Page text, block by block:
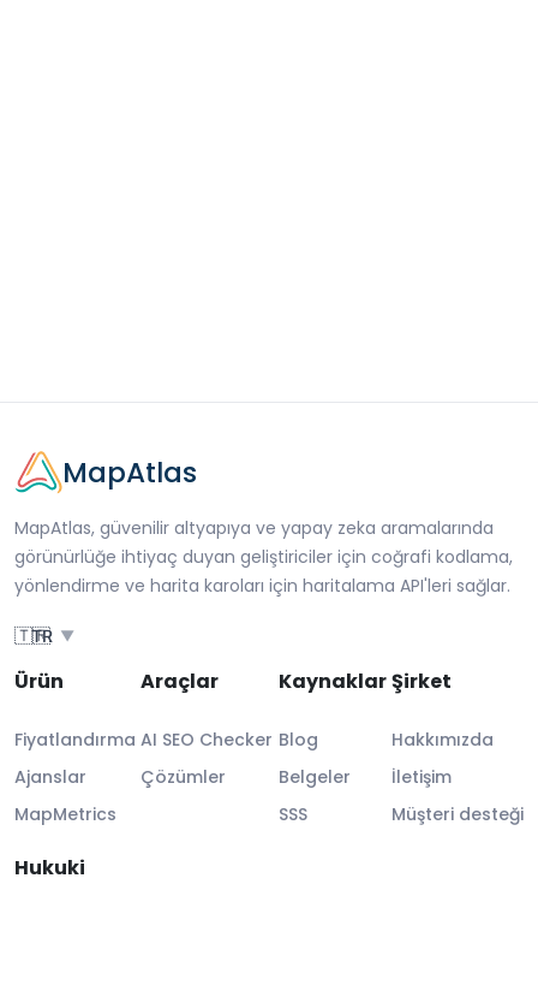
MapAtlas
MapAtlas, güvenilir altyapıya ve yapay zeka aramalarında
görünürlüğe ihtiyaç duyan geliştiriciler için coğrafi kodlama,
yönlendirme ve harita karoları için haritalama API'leri sağlar.
🇹🇷
TR ▼
Ürün
Fiyatlandırma
Ajanslar
MapMetrics
Araçlar
AI SEO Checker
Çözümler
Kaynaklar
Blog
Belgeler
SSS
Şirket
Hakkımızda
İletişim
Müşteri desteği
Hukuki